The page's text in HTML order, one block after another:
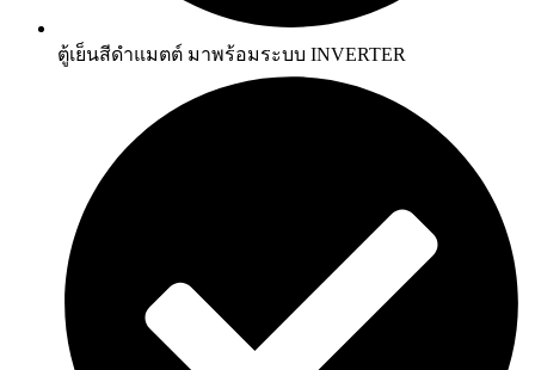
ตู้เย็นสีดำแมตต์ มาพร้อมระบบ INVERTER